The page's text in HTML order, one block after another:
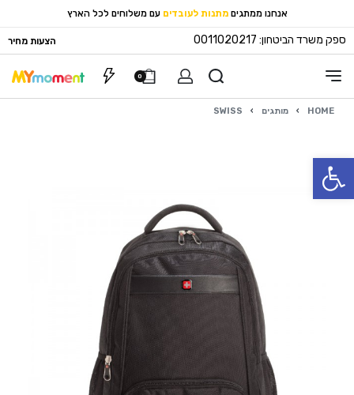
פתח סרגל נגישות
אנחנו ממתגים מתנות לעובדים עם משלוחים לכל הארץ
ספק משרד הביטחון: 0011020217 הצעות מחיר
0
HOME
› מותגים ›
SWISS